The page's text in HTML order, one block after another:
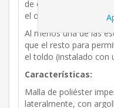
de cada esquina del
el otro extremo a
Al menos una de las
que el resto para
el toldo (instalado con
Características:
Malla de poliéster
lateralmente, con